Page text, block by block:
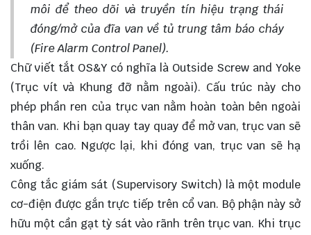
môi để theo dõi và truyền tín hiệu trạng thái
đóng/mở của đĩa van về tủ trung tâm báo cháy
(Fire Alarm Control Panel).
Chữ viết tắt OS&Y có nghĩa là Outside Screw and Yoke
(Trục vít và Khung đỡ nằm ngoài). Cấu trúc này cho
phép phần ren của trục van nằm hoàn toàn bên ngoài
thân van. Khi bạn quay tay quay để mở van, trục van sẽ
trồi lên cao. Ngược lại, khi đóng van, trục van sẽ hạ
xuống.
Công tắc giám sát (Supervisory Switch) là một module
cơ-điện được gắn trực tiếp trên cổ van. Bộ phận này sở
hữu một cần gạt tỳ sát vào rãnh trên trục van. Khi trục